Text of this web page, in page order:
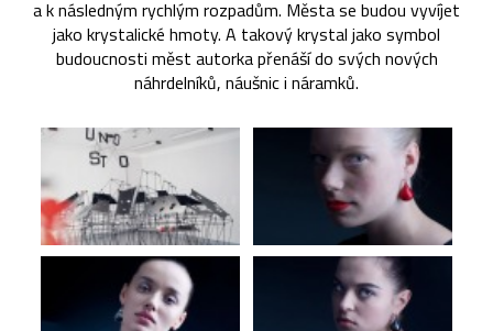
a k následným rychlým rozpadům. Města se budou vyvíjet
jako krystalické hmoty. A takový krystal jako symbol
budoucnosti měst autorka přenáší do svých nových
náhrdelníků, náušnic i náramků.